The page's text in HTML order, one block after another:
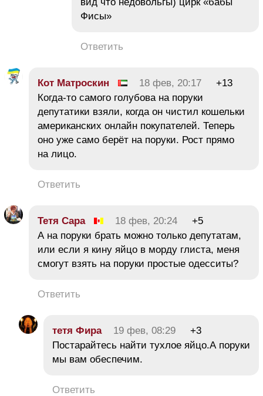
Фисы»
Ответить
Кот Матроскин 18 фев, 20:17
+13
Когда-то самого голубова на поруки
депутатики взяли, когда он чистил кошельки
американских онлайн покупателей. Теперь
оно уже само берёт на поруки. Рост прямо
на лицо.
Ответить
Тетя Сара 18 фев, 20:24
+5
А на поруки брать можно только депутатам,
или если я кину яйцо в морду глиста, меня
смогут взять на поруки простые одесситы?
Ответить
тетя Фира 19 фев, 08:29
+3
Постарайтесь найти тухлое яйцо.А поруки
мы вам обеспечим.
Ответить